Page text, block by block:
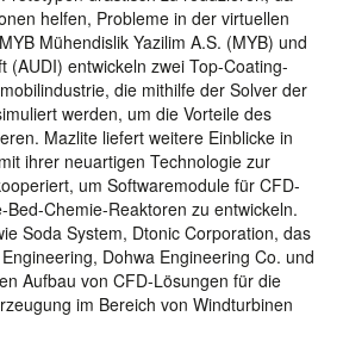
helfen, Probleme in der virtuellen
Mühendislik Yazilim A.S. (MYB) und
(AUDI) entwickeln zwei Top-Coating-
die mithilfe der Solver der
werden, um die Vorteile des
Mazlite liefert weitere Einblicke in
ihrer neuartigen Technologie zur
um Softwaremodule für CFD-
Bed-Chemie-Reaktoren zu entwickeln.
Soda System, Dtonic Corporation, das
Dohwa Engineering Co. und
Aufbau von CFD-Lösungen für die
im Bereich von Windturbinen